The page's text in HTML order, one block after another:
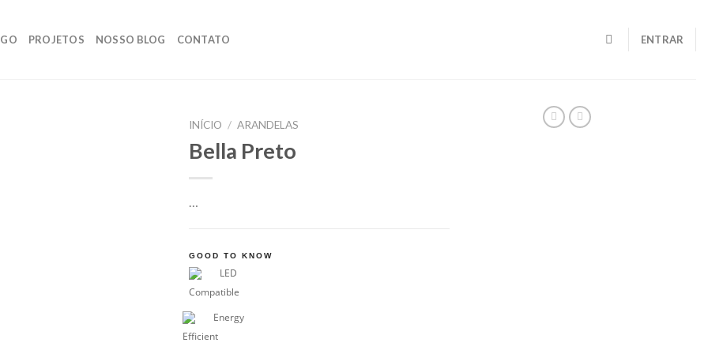
PROJETOS NOSSO BLOG CONTATO ENTRAR
INÍCIO / ARANDELAS
Bella Preto
GOOD TO KNOW
LED
Compatible
Energy
Efficient